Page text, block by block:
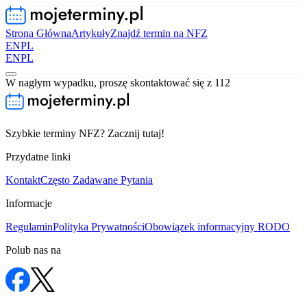
Strona GłównaArtykułyZnajdź termin na NFZ
ENPL
ENPL
W nagłym wypadku, proszę skontaktować się z 112
Szybkie terminy NFZ? Zacznij tutaj!
Przydatne linki
KontaktCzęsto Zadawane Pytania
Informacje
RegulaminPolityka PrywatnościObowiązek informacyjny RODO
Polub nas na